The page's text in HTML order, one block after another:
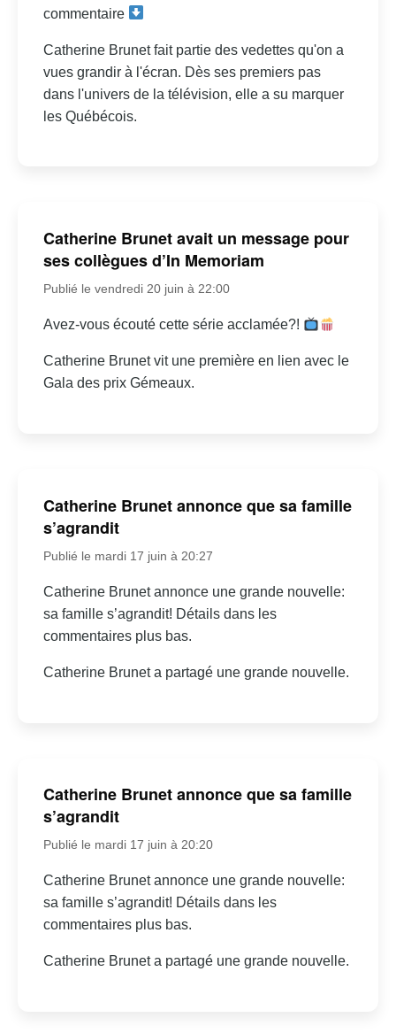
commentaire
Catherine Brunet fait partie des vedettes qu'on a
vues grandir à l'écran. Dès ses premiers pas
dans l'univers de la télévision, elle a su marquer
les Québécois.
Catherine Brunet avait un message pour
ses collègues d’In Memoriam
Publié le vendredi 20 juin à 22:00
Avez-vous écouté cette série acclamée?!
Catherine Brunet vit une première en lien avec le
Gala des prix Gémeaux.
Catherine Brunet annonce que sa famille
s’agrandit
Publié le mardi 17 juin à 20:27
Catherine Brunet annonce une grande nouvelle:
sa famille s’agrandit! Détails dans les
commentaires plus bas.
Catherine Brunet a partagé une grande nouvelle.
Catherine Brunet annonce que sa famille
s’agrandit
Publié le mardi 17 juin à 20:20
Catherine Brunet annonce une grande nouvelle:
sa famille s’agrandit! Détails dans les
commentaires plus bas.
Catherine Brunet a partagé une grande nouvelle.